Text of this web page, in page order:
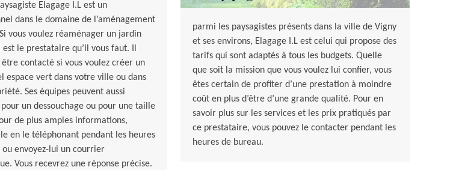
Elagage I.L est un
dans le domaine de l’aménagement
vous voulez réaménager un jardin
le prestataire qu’il vous faut. Il
être contacté si vous voulez créer un
espace vert dans votre ville ou dans
Ses équipes peuvent aussi
un dessouchage ou pour une taille
de plus amples informations,
en le téléphonant pendant les heures
ou envoyez-lui un courrier
Vous recevrez une réponse précise.
parmi les paysagistes présents dans la ville de Vigny
et ses environs, Elagage I.L est celui qui propose des
tarifs qui sont adaptés à tous les budgets. Quelle
que soit la mission que vous voulez lui confier, vous
êtes certain de profiter d’une prestation à moindre
coût en plus d’être d’une grande qualité. Pour en
savoir plus sur les services et les prix pratiqués par
ce prestataire, vous pouvez le contacter pendant les
heures de bureau.